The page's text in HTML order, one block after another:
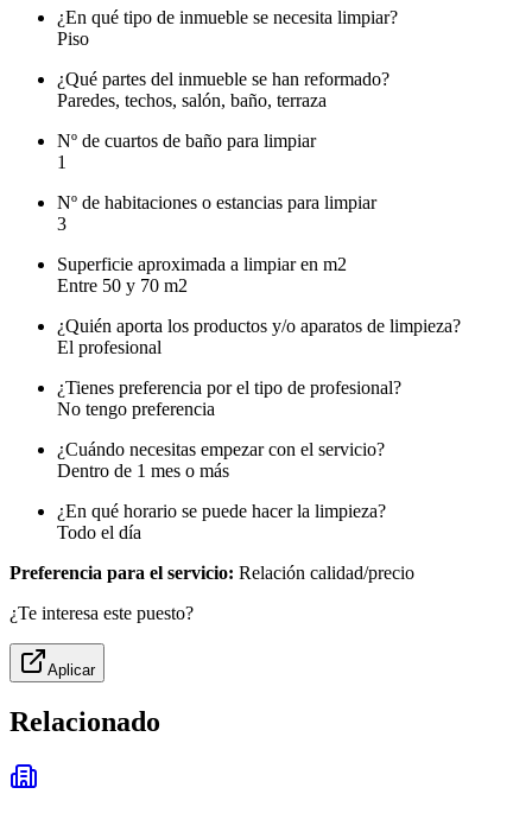
¿En qué tipo de inmueble se necesita limpiar?
Piso
¿Qué partes del inmueble se han reformado?
Paredes, techos, salón, baño, terraza
Nº de cuartos de baño para limpiar
1
Nº de habitaciones o estancias para limpiar
3
Superficie aproximada a limpiar en m2
Entre 50 y 70 m2
¿Quién aporta los productos y/o aparatos de limpieza?
El profesional
¿Tienes preferencia por el tipo de profesional?
No tengo preferencia
¿Cuándo necesitas empezar con el servicio?
Dentro de 1 mes o más
¿En qué horario se puede hacer la limpieza?
Todo el día
Preferencia para el servicio: Relación calidad/precio
¿Te interesa este puesto?
Aplicar
Relacionado